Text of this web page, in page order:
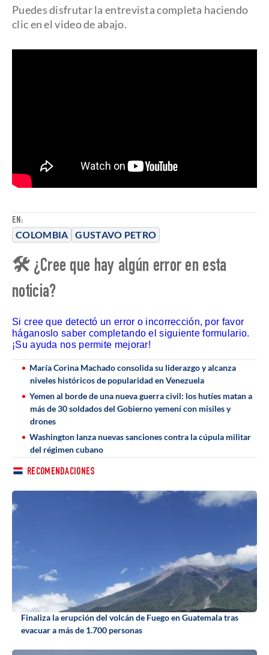
EN:
COLOMBIA GUSTAVO PETRO
Puedes disfrutar la entrevista completa haciendo
clic en el video de abajo.
🛠 ¿Cree que hay algún error en esta
noticia?
Si cree que detectó un error o incorrección, por favor
háganoslo saber completando el siguiente formulario.
¡Su ayuda nos permite mejorar!
María Corina Machado consolida su liderazgo y alcanza
niveles históricos de popularidad en Venezuela
Yemen al borde de una nueva guerra civil: los hutíes matan a
más de 30 soldados del Gobierno yemení con misiles y
drones
Washington lanza nuevas sanciones contra la cúpula militar
del régimen cubano
RECOMENDACIONES
Finaliza la erupción del volcán de Fuego en Guatemala tras
evacuar a más de 1.700 personas